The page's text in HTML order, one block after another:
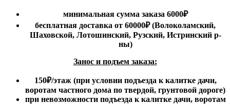
минимальная сумма заказа 6000₽
бесплатная доставка от 60000₽ (Волоколамский,
Шаховской, Лотошинский, Рузский, Истринский р-
ны)
Занос и подъем заказа:
150₽/этаж(при условии подъезда к калитке дачи,
воротам частного дома по твердой, грунтовой дороге)
при невозможности подъезда к калитке дачи, воротам